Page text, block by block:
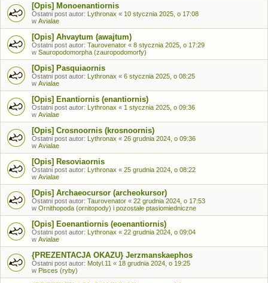
[Opis] Monoenantiornis
Ostatni post autor: Lythronax « 10 stycznia 2025, o 17:08
w Avialae
[Opis] Ahvaytum (awajtum)
Ostatni post autor: Taurovenator « 8 stycznia 2025, o 17:29
w Sauropodomorpha (zauropodomorfy)
[Opis] Pasquiaornis
Ostatni post autor: Lythronax « 6 stycznia 2025, o 08:25
w Avialae
[Opis] Enantiornis (enantiornis)
Ostatni post autor: Lythronax « 1 stycznia 2025, o 09:36
w Avialae
[Opis] Crosnoornis (krosnoornis)
Ostatni post autor: Lythronax « 26 grudnia 2024, o 09:36
w Avialae
[Opis] Resoviaornis
Ostatni post autor: Lythronax « 25 grudnia 2024, o 08:22
w Avialae
[Opis] Archaeocursor (archeokursor)
Ostatni post autor: Taurovenator « 22 grudnia 2024, o 17:53
w Ornithopoda (ornitopody) i pozostałe ptasiomiedniczne
[Opis] Eoenantiornis (eoenantiornis)
Ostatni post autor: Lythronax « 22 grudnia 2024, o 09:04
w Avialae
{PREZENTACJA OKAZU} Jerzmanskaephos
Ostatni post autor: Motyl.11 « 18 grudnia 2024, o 19:25
w Pisces (ryby)